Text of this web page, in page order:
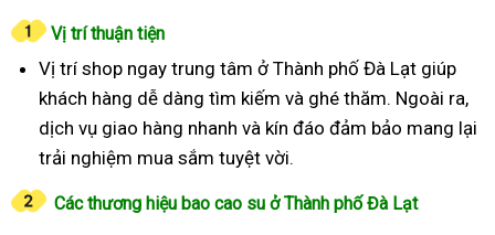
Vị trí thuận tiện
Vị trí shop ngay trung tâm ở Thành phố Đà Lạt giúp
khách hàng dễ dàng tìm kiếm và ghé thăm. Ngoài ra,
dịch vụ giao hàng nhanh và kín đáo đảm bảo mang lại
trải nghiệm mua sắm tuyệt vời.
Các thương hiệu bao cao su ở Thành phố Đà Lạt